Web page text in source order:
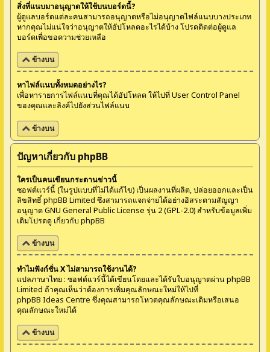
สิ่งที่แนบมาอนุญาตให้ใช้บนบอร์ดนี้?
ผู้ดูแลบอร์ดแต่ละคนสามารถอนุญาตหรือไม่อนุญาตไฟล์แนบบางประเภท
หากคุณไม่แน่ใจว่าอนุญาตให้อัปโหลดอะไรได้บ้าง โปรดติดต่อผู้ดูแล
บอร์ดเพื่อขอความช่วยเหลือ
ข้างบน
หาไฟล์แนบทั้งหมดอย่างไร?
เพื่อหารายการไฟล์แนบที่คุณได้อัปโหลด ให้ไปที่ User Control Panel
ของคุณและลิงค์ไปยังส่วนไฟล์แนบ
ข้างบน
ปัญหาเกี่ยวกับ phpBB
ใครเป็นคนเขียนกระดานข่าวนี้
ซอฟต์แวร์นี้ (ในรูปแบบที่ไม่ได้แก้ไข) เป็นผลงานที่ผลิต, ปล่อยออกและเป็น
ลิขสิทธิ์phpBB Limited ซึ่งสามารถแจกจ่ายได้อย่างอิสระตามสัญญา
อนุญาต GNU General Public License รุ่น 2 (GPL-2.0) สำหรับข้อมูลเพิ่ม
เติมโปรดดู เกี่ยวกับ phpBB
ข้างบน
ทำไมฟังก์ชั่น X ไม่สามารถใช้งานได้?
แปลภาษาไทย : ซอฟต์แวร์นี้ได้เขียนโดยและได้รับใบอนุญาตผ่าน phpBB
Limited ถ้าคุณเห็นว่าต้องการเพิ่มคุณลักษณะใหม่ให้ไปที่
phpBB Ideas Centre ซึ่งคุณสามารถโหวตคุณลักษณะเดิมหรือเสนอ
คุณลักษณะใหม่ได้
ข้างบน